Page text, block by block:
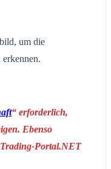
um die
erkennen.
“ erforderlich,
Ebenso
Portal.NET